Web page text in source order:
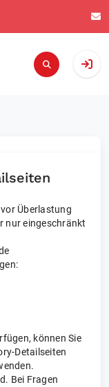
Überlastung
nur eingeschränkt
können Sie
Detailseiten
Bei Fragen